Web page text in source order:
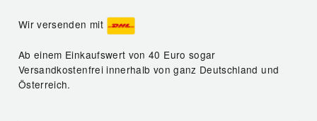
Wir versenden mit
Ab einem Einkaufswert von 40 Euro sogar
Versandkostenfrei innerhalb von ganz Deutschland und
Österreich.